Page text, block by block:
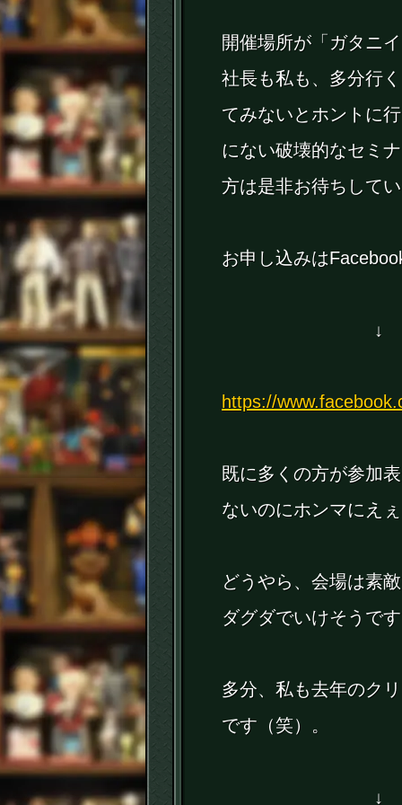
開催場所が「ガタニ
社長も私も、多分行
てみないとホントに
にない破壊的なセミ
方は是非お待ちして
お申し込みは
↓
https://
既に多くの方が参加
ないのにホンマにえ
どうやら、会場は素
ダグダでいけそうで
多分、私も去年のク
です（笑）。
↓